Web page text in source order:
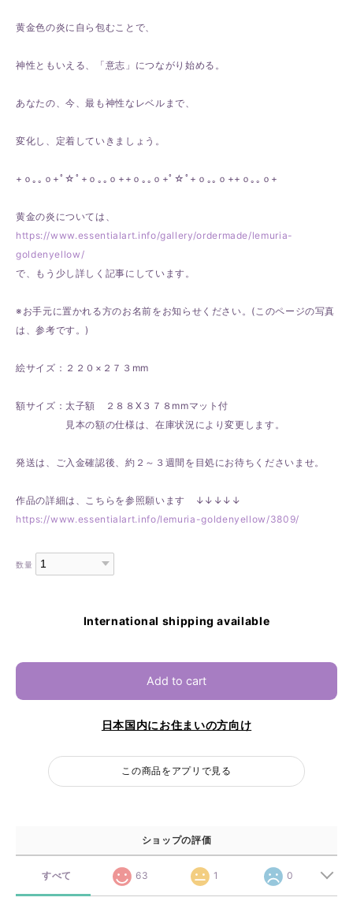
黄金色の炎に自ら包むことで、
神性ともいえる、「意志」につながり始める。
あなたの、今、最も神性なレベルまで、
変化し、定着していきましょう。
+ｏ｡｡ｏ+ﾟ☆ﾟ+ｏ｡｡ｏ++ｏ｡｡ｏ+ﾟ☆ﾟ+ｏ｡｡ｏ++ｏ｡｡ｏ+
黄金の炎については、
https://www.essentialart.info/gallery/ordermade/lemuria-
goldenyellow/
で、もう少し詳しく記事にしています。
※お手元に置かれる方のお名前をお知らせください。(このページの写真
は、参考です。)
絵サイズ：２２０×２７３mm
額サイズ：太子額 ２８８X３７８mmマット付
見本の額の仕様は、在庫状況により変更します。
発送は、ご入金確認後、約２～３週間を目処にお待ちくださいませ。
作品の詳細は、こちらを参照願います ↓↓↓↓↓
https://www.essentialart.info/lemuria-goldenyellow/3809/
数量
International shipping available
Add to cart
日本国内にお住まいの方向け
この商品をアプリで見る
ショップの評価
すべて 63 1 0